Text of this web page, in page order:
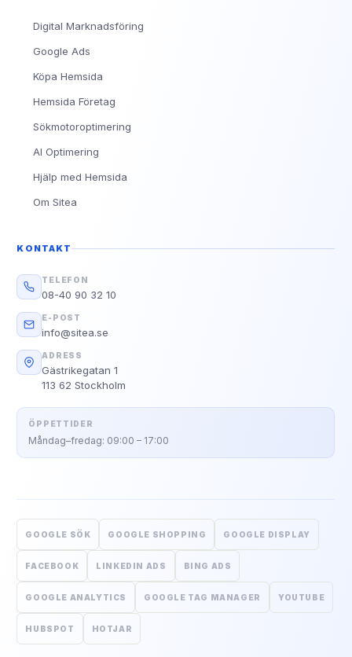
Digital Marknadsföring
Google Ads
Köpa Hemsida
Hemsida Företag
Sökmotoroptimering
AI Optimering
Hjälp med Hemsida
Om Sitea
KONTAKT
TELEFON
08-40 90 32 10
E-POST
info@sitea.se
ADRESS
Gästrikegatan 1
113 62 Stockholm
ÖPPETTIDER
Måndag–fredag: 09:00 – 17:00
GOOGLE SÖK GOOGLE SHOPPING GOOGLE DISPLAY
FACEBOOK LINKEDIN ADS BING ADS
GOOGLE ANALYTICS GOOGLE TAG MANAGER YOUTUBE
HUBSPOT HOTJAR